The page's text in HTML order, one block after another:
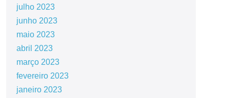
julho 2023
junho 2023
maio 2023
abril 2023
março 2023
fevereiro 2023
janeiro 2023